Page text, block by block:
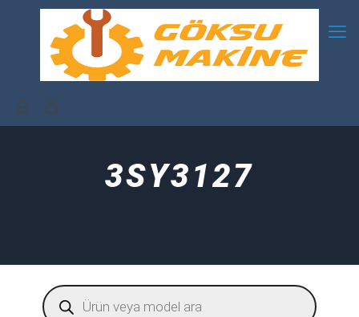
3SY3127
Products
search